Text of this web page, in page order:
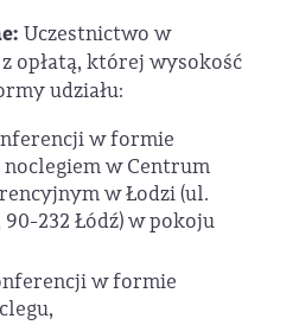
Uczestnictwo w
opłatą, której wysokość
udziału:
w formie
w Centrum
w Łodzi (ul.
232 Łódź) w pokoju
w formie